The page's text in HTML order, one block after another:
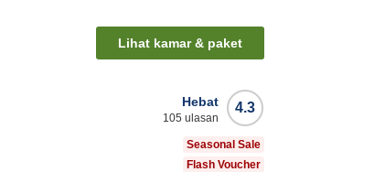
Lihat kamar & paket
4.3
Hebat
105 ulasan
Seasonal Sale
Flash Voucher